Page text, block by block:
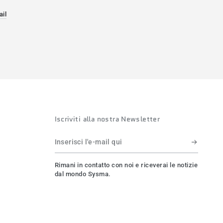
finestra.
una nuova finestra.
Iscriviti alla nostra Newsletter
Inserisci
l'e-
mail
Rimani in contatto con noi e riceverai le notizie
dal mondo Sysma.